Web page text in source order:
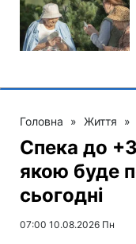
Головна » Життя »
Спека до
якою буде
сьогодні
07:00 10.08.2026 Пн